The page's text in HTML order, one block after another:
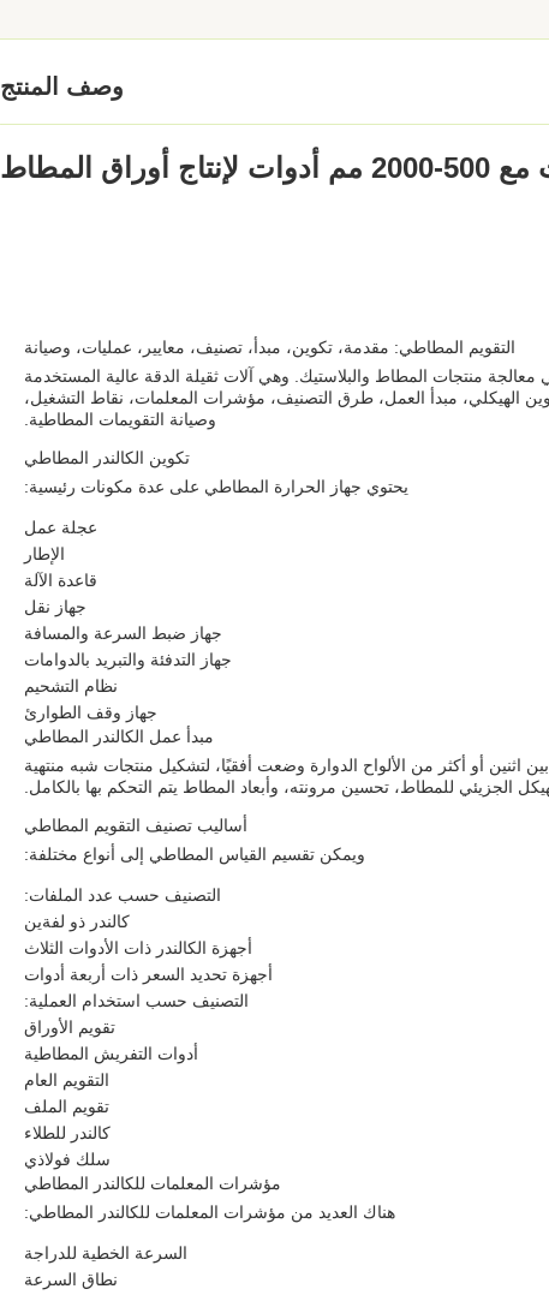
وصف المنتج
التقويم المطاطي: مقدمة، تكوين، مبدأ، تصنيف، معايير، عمليات، وصيانة
منتجات المطاط والبلاستيك. وهي آلات ثقيلة الدقة عالية المستخدمة
الهيكلي، مبدأ العمل، طرق التصنيف، مؤشرات المعلمات، نقاط التشغيل،
وصيانة التقويمات المطاطية.
تكوين الكالندر المطاطي
يحتوي جهاز الحرارة المطاطي على عدة مكونات رئيسية:
عجلة عمل
الإطار
قاعدة الآلة
جهاز نقل
جهاز ضبط السرعة والمسافة
جهاز التدفئة والتبريد بالدوامات
نظام التشحيم
جهاز وقف الطوارئ
مبدأ عمل الكالندر المطاطي
أو أكثر من الألواح الدوارة وضعت أفقيًا، لتشكيل منتجات شبه منتهية
الجزيئي للمطاط، تحسين مرونته، وأبعاد المطاط يتم التحكم بها بالكامل.
أساليب تصنيف التقويم المطاطي
ويمكن تقسيم القياس المطاطي إلى أنواع مختلفة:
التصنيف حسب عدد الملفات:
كالندر ذو لفةين
أجهزة الكالندر ذات الأدوات الثلاث
أجهزة تحديد السعر ذات أربعة أدوات
التصنيف حسب استخدام العملية:
تقويم الأوراق
أدوات التفريش المطاطية
التقويم العام
تقويم الملف
كالندر للطلاء
سلك فولاذي
مؤشرات المعلمات للكالندر المطاطي
هناك العديد من مؤشرات المعلمات للكالندر المطاطي:
السرعة الخطية للدراجة
نطاق السرعة